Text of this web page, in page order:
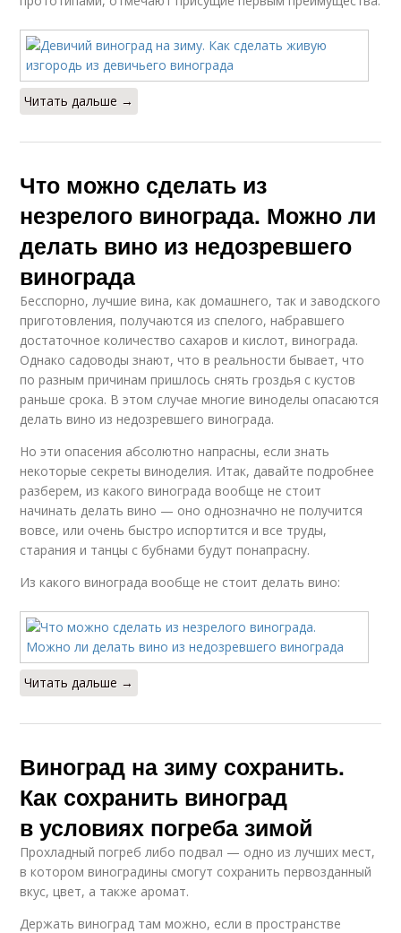
Читать дальше →
Что можно сделать из
незрелого винограда. Можно ли
делать вино из недозревшего
винограда
Бесспорно, лучшие вина, как домашнего, так и заводского
приготовления, получаются из спелого, набравшего
достаточное количество сахаров и кислот, винограда.
Однако садоводы знают, что в реальности бывает, что
по разным причинам пришлось снять гроздья с кустов
раньше срока. В этом случае многие виноделы опасаются
делать вино из недозревшего винограда.
Но эти опасения абсолютно напрасны, если знать
некоторые секреты виноделия. Итак, давайте подробнее
разберем, из какого винограда вообще не стоит
начинать делать вино — оно однозначно не получится
вовсе, или очень быстро испортится и все труды,
старания и танцы с бубнами будут понапрасну.
Из какого винограда вообще не стоит делать вино:
Читать дальше →
Виноград на зиму сохранить.
Как сохранить виноград
в условиях погреба зимой
Прохладный погреб либо подвал — одно из лучших мест,
в котором виноградины смогут сохранить первозданный
вкус, цвет, а также аромат.
Держать виноград там можно, если в пространстве